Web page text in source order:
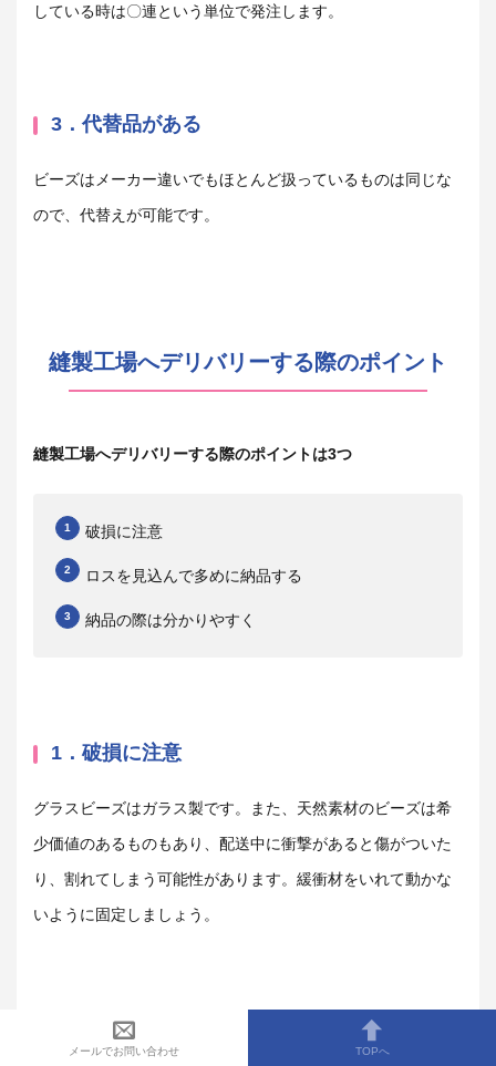
している時は〇連という単位で発注します。
3．代替品がある
ビーズはメーカー違いでもほとんど扱っているものは同じな
ので、代替えが可能です。
縫製工場へデリバリーする際のポイント
縫製工場へデリバリーする際のポイントは3つ
破損に注意
ロスを見込んで多めに納品する
納品の際は分かりやすく
1．破損に注意
グラスビーズはガラス製です。また、天然素材のビーズは希
少価値のあるものもあり、配送中に衝撃があると傷がついた
り、割れてしまう可能性があります。緩衝材をいれて動かな
いように固定しましょう。
2.ロスを見込んで多めに納品する
メールでお問い合わせ TOPへ